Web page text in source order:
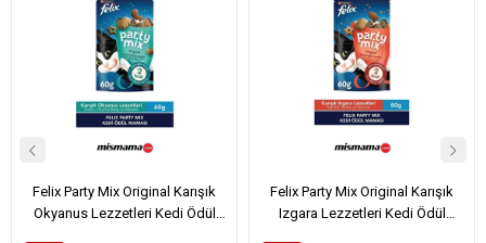
Felix Party Mix Original Karışık
Okyanus Lezzetleri Kedi Ödül
Felix Party Mix Original Karışık
Izgara Lezzetleri Kedi Ödül